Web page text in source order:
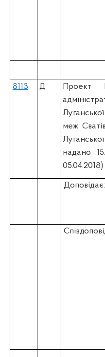
8113 Д
Проект
меж
надано
05.04.2018)
Доповідає: